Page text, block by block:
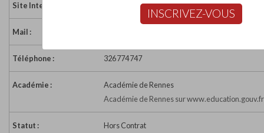
Site Internet : http://www.ister.fr
Mail :
Téléphone : 326 774 747
Académie :
Académie de Rennes
Académie de Rennes sur www.education.gouv.fr
Statut : Hors Contrat
INSCRIVEZ-VOUS